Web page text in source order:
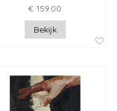
€ 159.00
Bekijk